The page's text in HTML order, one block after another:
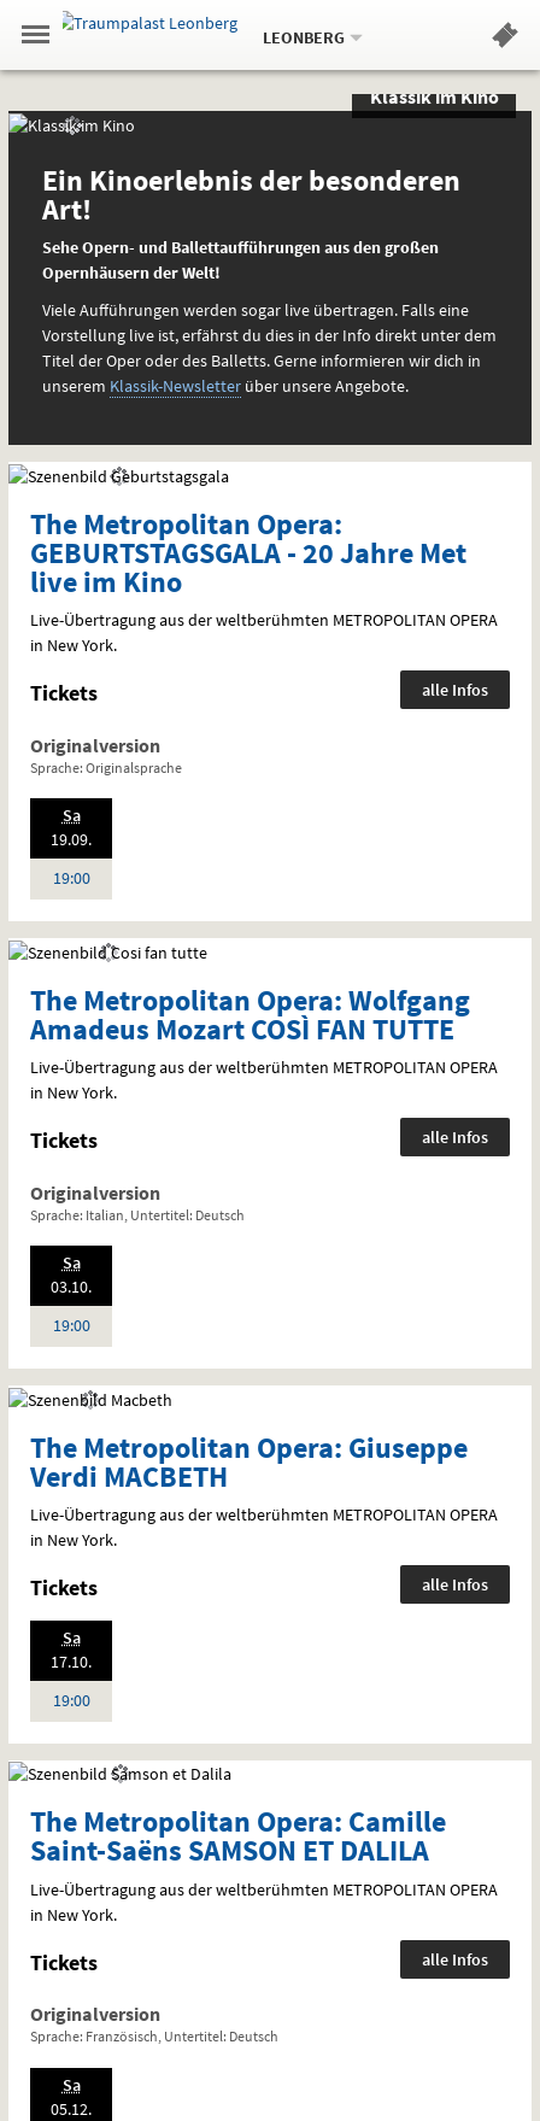
Springe
zum
,zum
.
Navigation
Service
Gehe
zur
Standortauswahl
Standort:
LEONBERG.
Hinweis
Klassik
im
Kino
Sondervorstellungen
spezielle
Interessen
Klassik im Kino
Ein Kinoerlebnis der besonderen
Art!
Sehe Opern- und Ballettaufführungen aus den großen
Opernhäusern der Welt!
Viele Aufführungen werden sogar live übertragen. Falls eine
Vorstellung live ist, erfährst du dies in der Info direkt unter dem
Titel der Oper oder des Balletts. Gerne informieren wir dich in
unserem Klassik-Newsletter über unsere Angebote.
The Metropolitan Opera:
GEBURTSTAGSGALA - 20 Jahre Met
live im Kino
Live-Übertragung aus der weltberühmten METROPOLITAN OPERA
in New York.
alle Infos
Tickets
Originalversion
Sprache: Originalsprache
Sa.,
19.09.2026:
19:00Uhr
The Metropolitan Opera: Wolfgang
Amadeus Mozart COSÌ FAN TUTTE
Live-Übertragung aus der weltberühmten METROPOLITAN OPERA
in New York.
alle Infos
Tickets
Originalversion
Sprache: Italian, Untertitel: Deutsch
Sa.,
03.10.2026:
19:00Uhr
The Metropolitan Opera: Giuseppe
Verdi MACBETH
Live-Übertragung aus der weltberühmten METROPOLITAN OPERA
in New York.
alle Infos
Tickets
Standardfassung
Sprache:
Deutsch
Sa.,
17.10.2026:
19:00Uhr
The Metropolitan Opera: Camille
Saint-Saëns SAMSON ET DALILA
Live-Übertragung aus der weltberühmten METROPOLITAN OPERA
in New York.
alle Infos
Tickets
Originalversion
Sprache: Französisch, Untertitel: Deutsch
Sa.,
05.12.2026: